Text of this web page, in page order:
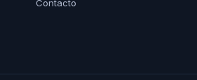
Contacto